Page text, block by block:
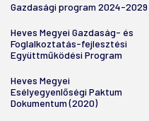
Gazdasági program 2024-2029
Heves Megyei Gazdaság- és
Foglalkoztatás-fejlesztési
Együttműködési Program
Heves Megyei
Esélyegyenlőségi Paktum
Dokumentum (2020)